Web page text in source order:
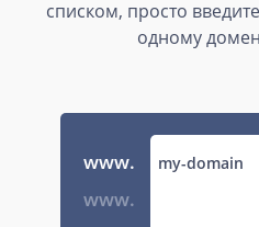
списком, просто
одному
www.
www.